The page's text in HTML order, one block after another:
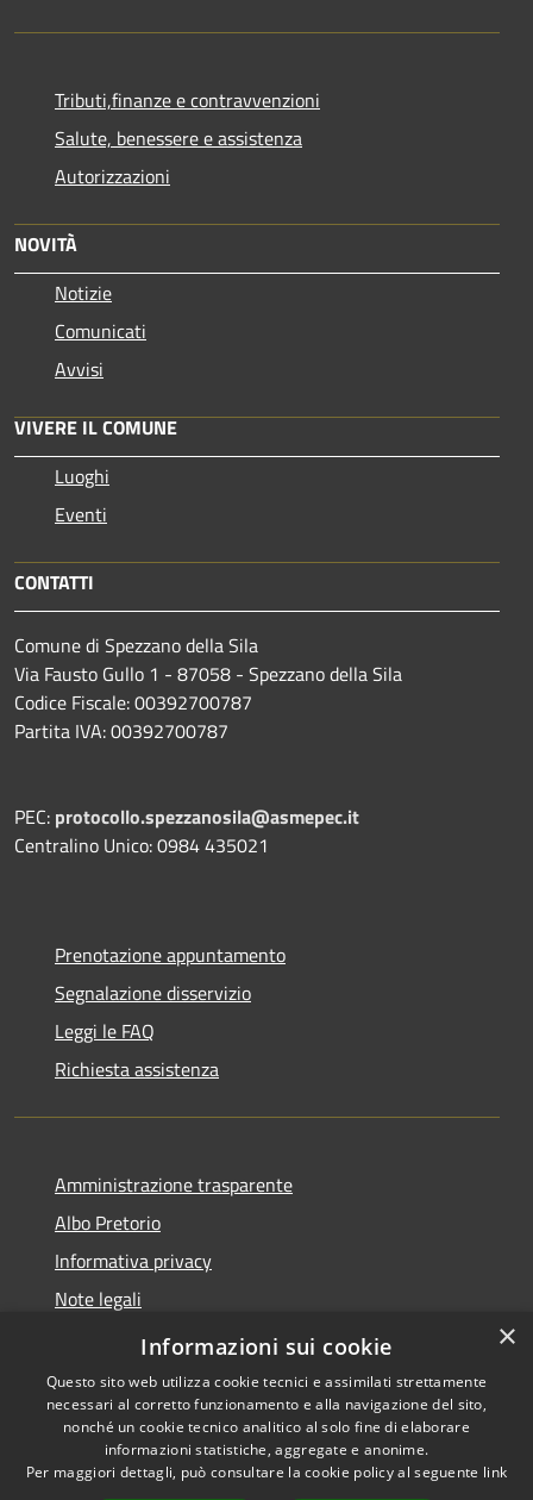
Tributi,finanze e contravvenzioni
Salute, benessere e assistenza
Autorizzazioni
NOVITÀ
Notizie
Comunicati
Avvisi
VIVERE IL COMUNE
Luoghi
Eventi
CONTATTI
Comune di Spezzano della Sila
Via Fausto Gullo 1 - 87058 - Spezzano della Sila
Codice Fiscale: 00392700787
Partita IVA: 00392700787
PEC: protocollo.spezzanosila@asmepec.it
Centralino Unico: 0984 435021
Prenotazione appuntamento
Segnalazione disservizio
Leggi le FAQ
Richiesta assistenza
Amministrazione trasparente
Albo Pretorio
Informativa privacy
Note legali
Dichiarazione di accessibilità
Accessibilità
Copyright © 2026 • Comune di
Spezzano della Sila • Powered
×
Informazioni sui cookie
Questo sito web utilizza cookie tecnici e assimilati strettamente
necessari al corretto funzionamento e alla navigazione del sito,
nonché un cookie tecnico analitico al solo fine di elaborare
informazioni statistiche, aggregate e anonime.
Per maggiori dettagli, può consultare la cookie policy al seguente link